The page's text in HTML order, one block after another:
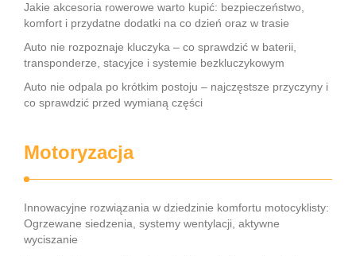
Jakie akcesoria rowerowe warto kupić: bezpieczeństwo,
komfort i przydatne dodatki na co dzień oraz w trasie
Auto nie rozpoznaje kluczyka – co sprawdzić w baterii,
transponderze, stacyjce i systemie bezkluczykowym
Auto nie odpala po krótkim postoju – najczęstsze przyczyny i
co sprawdzić przed wymianą części
Motoryzacja
Innowacyjne rozwiązania w dziedzinie komfortu motocyklisty:
Ogrzewane siedzenia, systemy wentylacji, aktywne
wyciszanie